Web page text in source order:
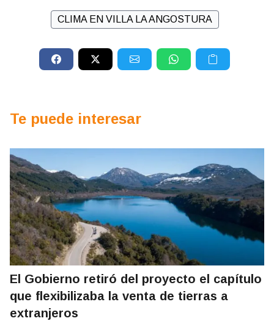
CLIMA EN VILLA LA ANGOSTURA
Te puede interesar
El Gobierno retiró del proyecto el capítulo
que flexibilizaba la venta de tierras a
extranjeros